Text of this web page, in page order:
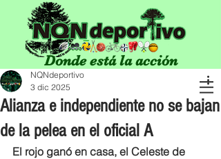
Donde está la acción
Alianza e independiente no se bajan
de la pelea en el oficial A
NQNdeportivo
3 dic 2025
El rojo ganó en casa, el Celeste de